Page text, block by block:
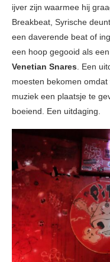
ijver zijn waarmee hij
Breakbeat, Syrische
een daverende beat of
een hoop gegooid als
Venetian Snares. Een
moesten bekomen
muziek een plaatsje te
boeiend. Een uitdaging.